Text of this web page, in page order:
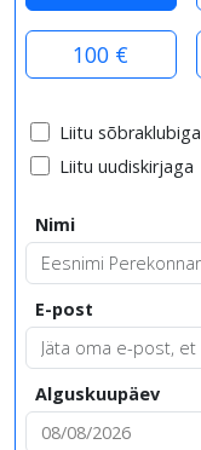
100 €
Liitu sõbraklubiga
Liitu uudiskirjaga
Nimi
E-post
Alguskuupäev